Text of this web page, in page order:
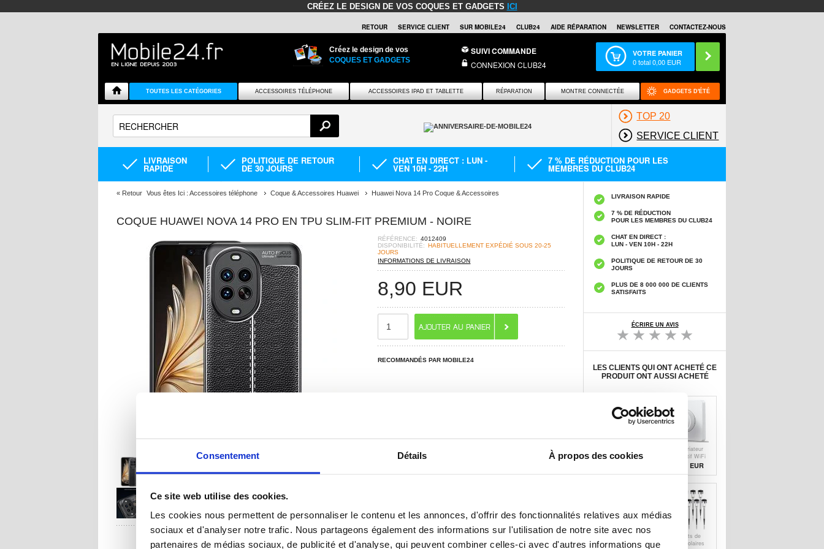
Consentement Détails À propos des cookies
Ce site web utilise des cookies.
Les cookies nous permettent de personnaliser le contenu et les annonces, d'offrir des fonctionnalités relatives aux médias
sociaux et d'analyser notre trafic. Nous partageons également des informations sur l'utilisation de notre site avec nos
partenaires de médias sociaux, de publicité et d'analyse, qui peuvent combiner celles-ci avec d'autres informations que
CRÉEZ LE DESIGN DE VOS COQUES ET GADGETS ICI
RETOUR SERVICE CLIENT SUR MOBILE24 CLUB24 AIDE RÉPARATION NEWSLETTER CONTACTEZ-NOUS
Créez le design de vos
COQUES ET GADGETS
SUIVI COMMANDE
CONNEXION CLUB24
VOTRE PANIER
0total0,00 EUR
TOUTES LES CATÉGORIES ACCESSOIRES TÉLÉPHONE ACCESSOIRES IPAD ET TABLETTE RÉPARATION MONTRE CONNECTÉE GADGETS D'ÉTÉ
TOP 20
SERVICE CLIENT
LIVRAISON
RAPIDE
POLITIQUE DE RETOUR
DE 30 JOURS
CHAT EN DIRECT : LUN -
VEN 10H - 22H
7 % DE RÉDUCTION POUR LES
MEMBRES DU CLUB24
« Retour Vous êtes Ici : Accessoires téléphone Coque & Accessoires Huawei Huawei Nova 14 Pro Coque & Accessoires
COQUE HUAWEI NOVA 14 PRO EN TPU SLIM-FIT PREMIUM - NOIRE
RÉFÉRENCE: 4012409
DISPONIBILITÉ: HABITUELLEMENT EXPÉDIÉ SOUS 20-25
JOURS
INFORMATIONS DE LIVRAISON
8,90 EUR
RECOMMANDÉS PAR MOBILE24
UNE QUESTION ? CONTACTEZ-NOUS ! CHAT EN DIRECT
LIVRAISON RAPIDE
7 % DE RÉDUCTION
POUR LES MEMBRES DU CLUB24
CHAT EN DIRECT :
LUN - VEN 10H - 22H
POLITIQUE DE RETOUR DE 30
JOURS
PLUS DE 8 000 000 DE CLIENTS
SATISFAITS
ÉCRIRE UN AVIS
LES CLIENTS QUI ONT ACHETÉ CE
PRODUIT ONT AUSSI ACHETÉ
température et
RD01 Variateur
LED rotatif WiFi
intelligent - Blanc
34,60 EUR
RSH-EU-SD02
Interrupteur
10 paquets de
lampes solaires